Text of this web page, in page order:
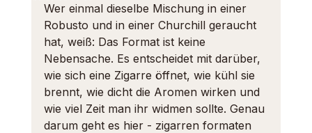
Wer einmal dieselbe Mischung in einer
Robusto und in einer Churchill geraucht
hat, weiß: Das Format ist keine
Nebensache. Es entscheidet mit darüber,
wie sich eine Zigarre öffnet, wie kühl sie
brennt, wie dicht die Aromen wirken und
wie viel Zeit man ihr widmen sollte. Genau
darum geht es hier - zigarren formaten